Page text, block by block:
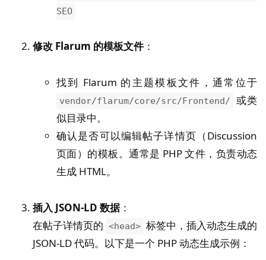
SEO
修改 Flarum 的模板文件 ：
找到 Flarum 的主题模板文件，通常位于
vendor/flarum/core/src/Frontend/
或类
似目录中。
确认是否可以编辑帖子详情页（Discussion
页面）的模板。通常是 PHP 文件，负责动态
生成 HTML。
插入 JSON-LD 数据：
在帖子详情页的 <head> 标签中，插入动态生成的
JSON-LD 代码。以下是一个 PHP 动态生成示例：